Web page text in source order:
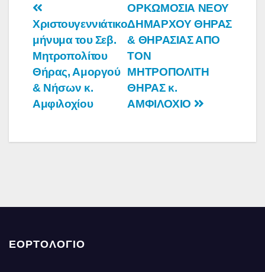
Πλοήγηση
άρθρων
ΟΡΚΩΜΟΣΙΑ ΝΕΟΥ
ΔΗΜΑΡΧΟΥ ΘΗΡΑΣ
& ΘΗΡΑΣΙΑΣ ΑΠΟ
ΤΟΝ
ΜΗΤΡΟΠΟΛΙΤΗ
ΘΗΡΑΣ κ.
ΑΜΦΙΛΟΧΙΟ
Χριστουγεννιάτικο
μήνυμα του Σεβ.
Μητροπολίτου
Θήρας, Αμοργού
& Νήσων κ.
Αμφιλοχίου
ΕΟΡΤΟΛΟΓΙΟ